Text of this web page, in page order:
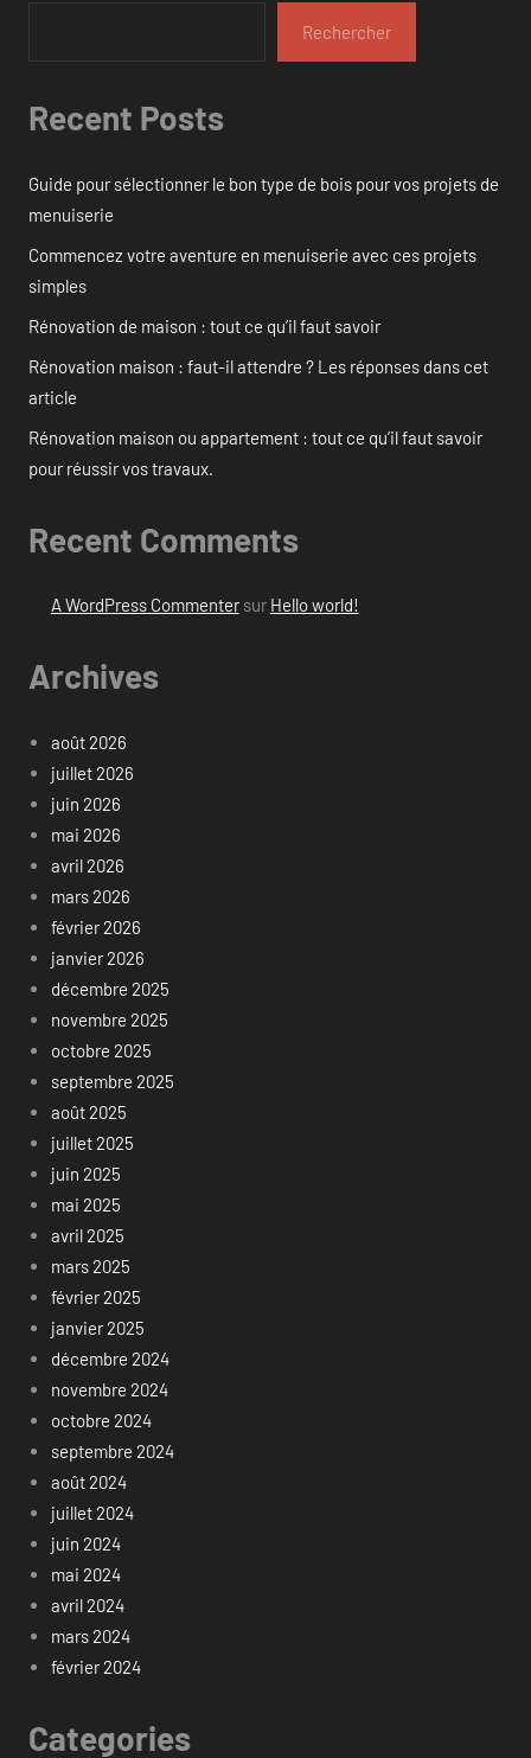
Rechercher
Recent Posts
Guide pour sélectionner le bon type de bois pour vos projets de
menuiserie
Commencez votre aventure en menuiserie avec ces projets
simples
Rénovation de maison : tout ce qu’il faut savoir
Rénovation maison : faut-il attendre ? Les réponses dans cet
article
Rénovation maison ou appartement : tout ce qu’il faut savoir
pour réussir vos travaux.
Recent Comments
A WordPress Commentersur Hello world!
Archives
août 2026
juillet 2026
juin 2026
mai 2026
avril 2026
mars 2026
février 2026
janvier 2026
décembre 2025
novembre 2025
octobre 2025
septembre 2025
août 2025
juillet 2025
juin 2025
mai 2025
avril 2025
mars 2025
février 2025
janvier 2025
décembre 2024
novembre 2024
octobre 2024
septembre 2024
août 2024
juillet 2024
juin 2024
mai 2024
avril 2024
mars 2024
février 2024
Categories